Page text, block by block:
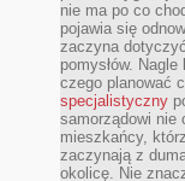
nie ma po co
pojawia się
zaczyna
pomysłów.
czego planować
specjalistyczny
samorządowi nie
mieszkańcy,
zaczynają z
okolicę. Nie